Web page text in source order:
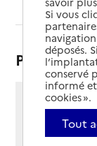
Sommaire
1 rue des
59223 -
Voir
Si vous
déposés.
conservé
informé
cookies ».
Tout